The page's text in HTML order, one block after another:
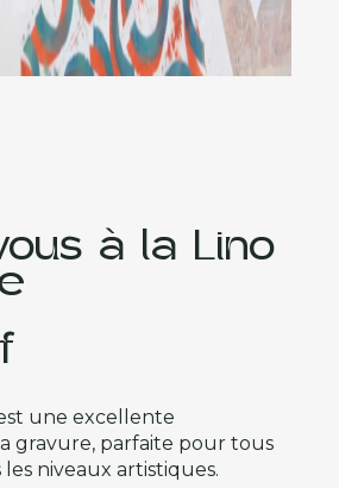
à la Lino
une excellente
gravure, parfaite pour tous
les niveaux artistiques.